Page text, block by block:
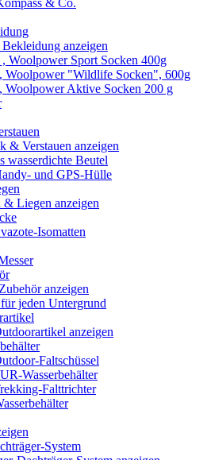
anzeigen
Woolpower Sport Socken 400g
Woolpower "Wildlife Socken", 600g
Woolpower Aktive Socken 200 g
& Verstauen anzeigen
wasserdichte Beutel
und GPS-Hülle
& Liegen anzeigen
Isomatten
anzeigen
jeden Untergrund
anzeigen
Faltschüssel
Wasserbehälter
Falttrichter
System